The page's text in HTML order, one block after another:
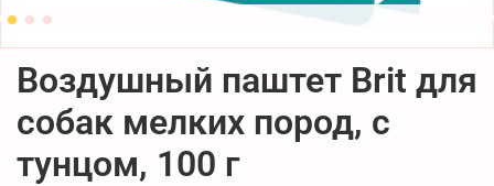
Воздушный паштет Brit для
собак мелких пород, с
тунцом, 100 г